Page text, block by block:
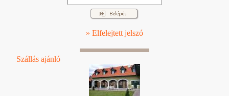
» Elfelejtett jelszó
Szállás ajánló